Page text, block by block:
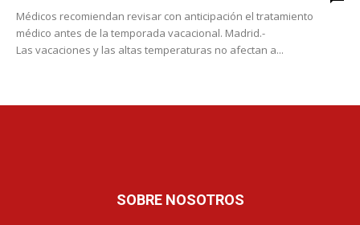
Médicos recomiendan revisar con anticipación el tratamiento
médico antes de la temporada vacacional. Madrid.-
Las vacaciones y las altas temperaturas no afectan a...
SOBRE NOSOTROS